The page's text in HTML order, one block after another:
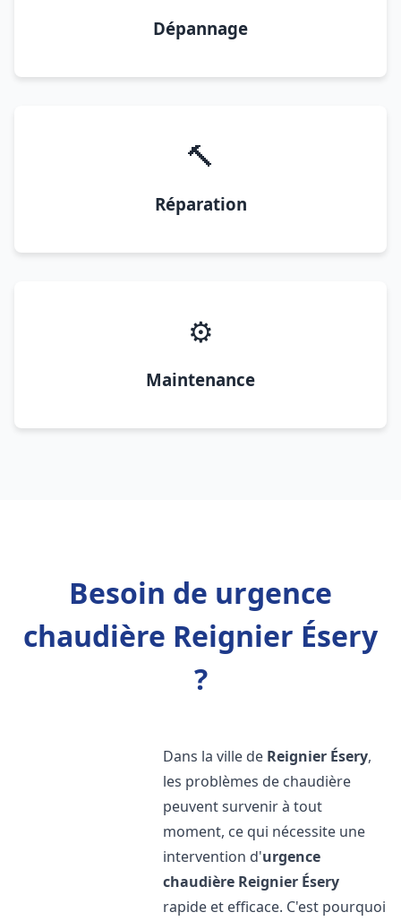
Dépannage
🔨
Réparation
⚙️
Maintenance
Besoin de urgence
chaudière Reignier Ésery
?
Dans la ville de Reignier Ésery,
les problèmes de chaudière
peuvent survenir à tout
moment, ce qui nécessite une
intervention d'urgence
chaudière Reignier Ésery
rapide et efficace. C'est pourquoi